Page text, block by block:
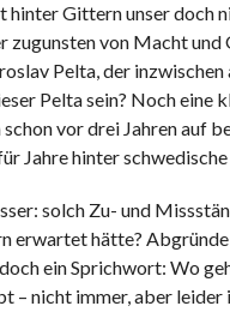
Gittern unser doch
zugunsten von Macht
Pelta, der
Pelta sein? Noch eine
vor drei Jahren auf
Jahre hinter
solch Zu- und
erwartet hätte?
ein Sprichwort: Wo
nicht immer, aber leider